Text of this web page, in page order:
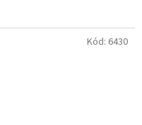
Kód: 6430